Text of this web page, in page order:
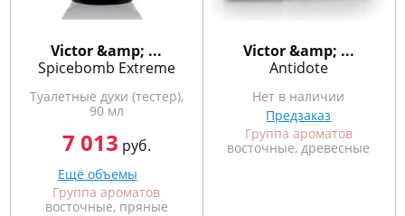
Victor &amp; ...
Spicebomb Extreme
Туалетные духи (тестер),
90 мл
7 013 руб.
Ещё объемы
Группа ароматов
восточные, пряные
Victor &amp; ...
Antidote
Нет в наличии
Предзаказ
Группа ароматов
восточные, древесные